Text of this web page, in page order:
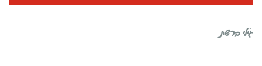
גילי ברשת